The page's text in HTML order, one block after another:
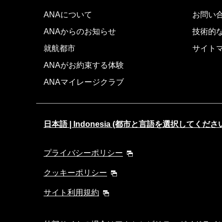
ANAについて
ANAからのお知らせ
就航都市
ANAがお約束する体験
ANAマイレージクラブ
お問い
技術的
サイト
日本語 | Indonesia (都市と言語を選択してくださ
プライバシーポリシー
クッキーポリシー
サイト利用規約